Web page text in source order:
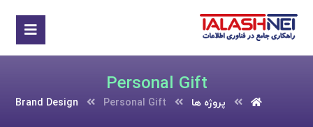
Personal Gift
پروژه ها Brand Design Personal Gift